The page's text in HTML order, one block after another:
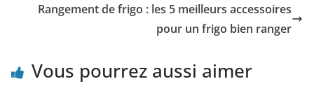
Rangement de frigo : les 5 meilleurs accessoires
pour un frigo bien ranger
Vous pourrez aussi aimer